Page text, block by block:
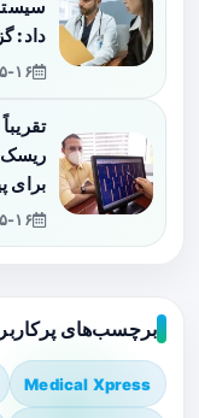
داد:
برای
برچسب‌های
Medical Xpress